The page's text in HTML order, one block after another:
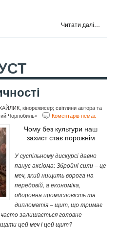
Читати далі…
кінорежисер; світлини автора та
Чорнобиль»
Коментарів немає
Чому без культури наш
захист стає порожнім
У суспільному дискурсі давно
панує аксіома: Збройні сили – це
меч, який нищить ворога на
передовій, а економіка,
оборонна промисловість та
дипломатія – щит, що тримає
залишаєтьсяголовне
цей меч і цей щит?